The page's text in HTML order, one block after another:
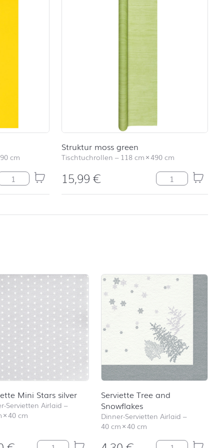
cm
Uni gelb Menge
Struktur moss green
Tischtuchrollen – 118 cm×490 cm
15,99€ Struktur moss
silver Menge
Mini Stars silver
Servietten Airlaid –
×40 cm
Serviette Mini Stars silver Menge
Serviette Tree and
Snowflakes
Dinner-Servietten Airlaid –
40 cm×40 cm
Serviette Tree